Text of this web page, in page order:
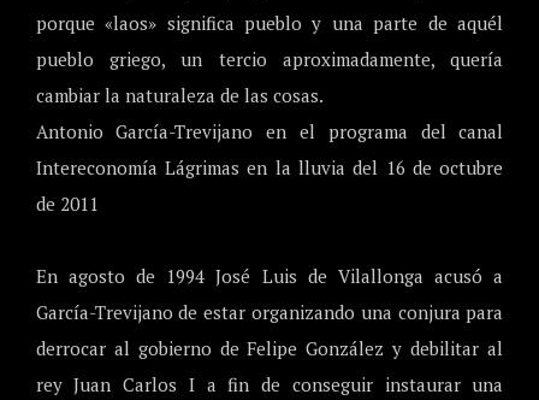
porque «laos» significa pueblo y una parte de aquél
pueblo griego, un tercio aproximadamente, quería
cambiar la naturaleza de las cosas.
Antonio García-Trevijano en el programa del canal
Intereconomía Lágrimas en la lluvia del 16 de octubre
de 2011
En agosto de 1994 José Luis de Vilallonga acusó a
García-Trevijano de estar organizando una conjura para
derrocar al gobierno de Felipe González y debilitar al
rey Juan Carlos I a fin de conseguir instaurar una